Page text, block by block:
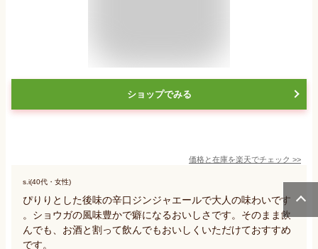
ショップでみる
価格と在庫を楽天でチェック >>
s.i(40代・女性)
ぴりりとした後味の辛口ジンジャエールで大人の味わいです
。ショウガの風味豊かで癖になるおいしさです。そのまま飲
んでも、お酒と割って飲んでもおいしくいただけておすすめ
です。